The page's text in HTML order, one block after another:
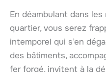
En déambulant dans
quartier, vous serez
intemporel qui s’en
des bâtiments,
fer forgé, invitent à la